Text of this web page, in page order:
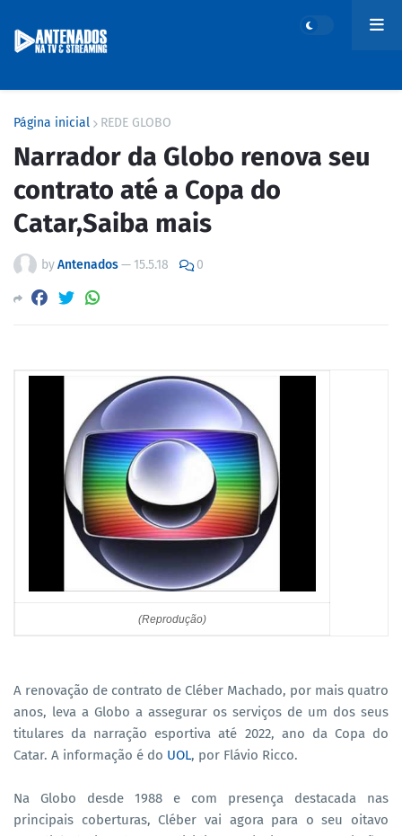
Página inicial REDE GLOBO
Narrador da Globo renova seu
contrato até a Copa do
Catar,Saiba mais
byAntenados— 15.5.18 0
(Reprodução)
A renovação de contrato de Cléber Machado, por mais quatro
anos, leva a Globo a assegurar os serviços de um dos seus
titulares da narração esportiva até 2022, ano da Copa do
Catar. A informação é do UOL, por Flávio Ricco.
Na Globo desde 1988 e com presença destacada nas
principais coberturas, Cléber vai agora para o seu oitavo